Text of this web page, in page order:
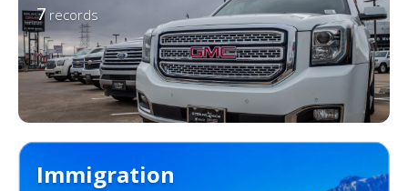
7 records
Immigration